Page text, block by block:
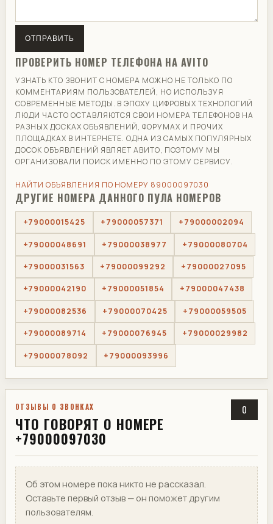
ОТПРАВИТЬ
ПРОВЕРИТЬ НОМЕР ТЕЛЕФОНА НА AVITO
УЗНАТЬ КТО ЗВОНИТ С НОМЕРА МОЖНО НЕ ТОЛЬКО ПО
КОММЕНТАРИЯМ ПОЛЬЗОВАТЕЛЕЙ, НО ИСПОЛЬЗУЯ
СОВРЕМЕННЫЕ МЕТОДЫ. В ЭПОХУ ЦИФРОВЫХ ТЕХНОЛОГИЙ
ЛЮДИ ЧАСТО ОСТАВЛЯЮТСЯ СВОИ НОМЕРА ТЕЛЕФОНОВ НА
РАЗНЫХ ДОСКАХ ОБЪЯВЛЕНИЙ, ФОРУМАХ И ПРОЧИХ
ПЛОЩАДКАХ В ИНТЕРНЕТЕ. ОДНА ИЗ САМЫХ ПОПУЛЯРНЫХ
ДОСОК ОБЪЯВЛЕНИЙ ЯВЛЯЕТ АВИТО, ПОЭТОМУ МЫ
ОРГАНИЗОВАЛИ ПОИСК ИМЕННО ПО ЭТОМУ СЕРВИСУ.
НАЙТИ ОБЪЯВЛЕНИЯ ПО НОМЕРУ 89000097030
ДРУГИЕ НОМЕРА ДАННОГО ПУЛА НОМЕРОВ
+79000015425 +79000057371 +79000002094
+79000048691 +79000038977 +79000080704
+79000031563 +79000099292 +79000027095
+79000042190 +79000051854 +79000047438
+79000082536 +79000070425 +79000059505
+79000089714 +79000076945 +79000029982
+79000078092 +79000093996
ОТЗЫВЫ О ЗВОНКАХ
ЧТО ГОВОРЯТ О НОМЕРЕ
+79000097030
0
Об этом номере пока никто не рассказал.
Оставьте первый отзыв — он поможет другим
пользователям.